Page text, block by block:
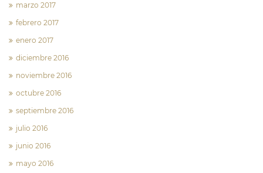
marzo 2017
febrero 2017
enero 2017
diciembre 2016
noviembre 2016
octubre 2016
septiembre 2016
julio 2016
junio 2016
mayo 2016